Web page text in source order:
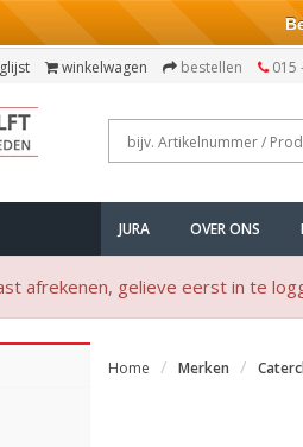
winkelwagen bestellen 015
JURA OVER ONS
afrekenen, gelieve eerst in te
Home Merken